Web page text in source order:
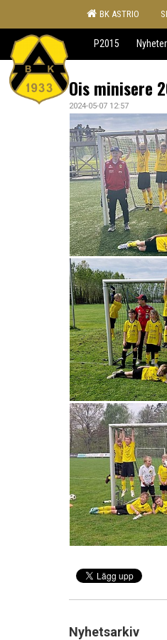
BK ASTRIO
P2015 Nyheter
Ois minisere
2024-05-07 12:57
Nyhetsarkiv